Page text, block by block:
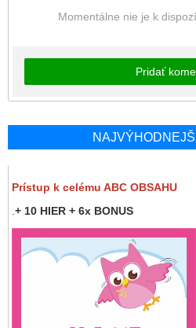
Prístup k celému ABC OBSAHU
+ 10 HIER + 6x BONUS
Momentálne nie je k
Pridať